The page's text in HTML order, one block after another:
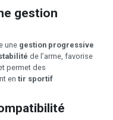
gestion
une gestion progressive
de l’arme, favorise
permet des
en tir sportif